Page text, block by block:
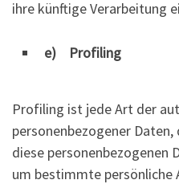
ihre künftige Verarbeitung
e) Profiling
Profiling ist jede Art der
personenbezogener
diese personenbezogenen
um bestimmte persönliche